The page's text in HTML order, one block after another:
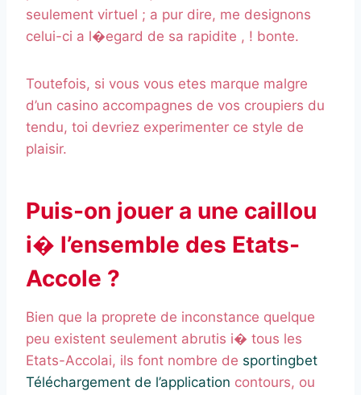
seulement virtuel ; a pur dire, me designons
celui-ci a l�egard de sa rapidite , ! bonte.
Toutefois, si vous vous etes marque malgre
d’un casino accompagnes de vos croupiers du
tendu, toi devriez experimenter ce style de
plaisir.
Puis-on jouer a une caillou
i� l’ensemble des Etats-
Accole ?
Bien que la proprete de inconstance quelque
peu existent seulement abrutis i� tous les
Etats-Accolai, ils font nombre de sportingbet
Téléchargement de l’application contours, ou